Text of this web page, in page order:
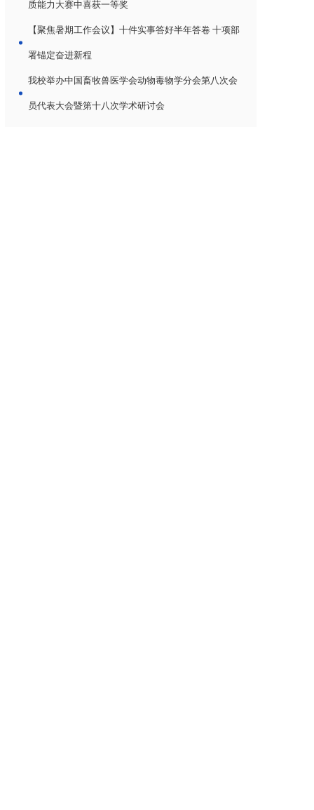
质能力大赛中喜获一等奖
【聚焦暑期工作会议】十件实事答好半年答卷 十项部
署锚定奋进新程
我校举办中国畜牧兽医学会动物毒物学分会第八次会
员代表大会暨第十八次学术研讨会